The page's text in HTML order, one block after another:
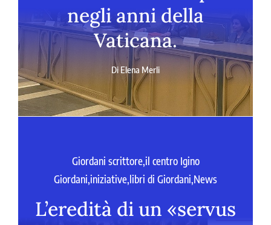
negli anni della
Vaticana.
DiElena Merli
Giordani scrittore,il centro Igino
Giordani,iniziative,libri di Giordani,News
L’eredità di un «servus